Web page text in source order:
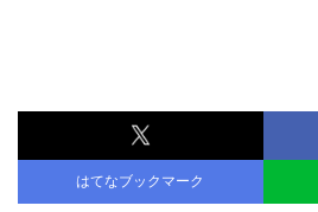
はてなブックマーク